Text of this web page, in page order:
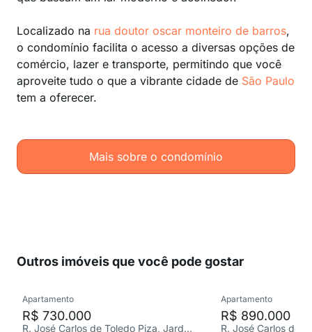
Localizado na rua doutor oscar monteiro de barros,
o condomínio facilita o acesso a diversas opções de
comércio, lazer e transporte, permitindo que você
aproveite tudo o que a vibrante cidade de São Paulo
tem a oferecer.
Mais sobre o condomínio
Outros imóveis que você pode gostar
Apartamento
R$ 730.000
R. José Carlos de Toledo Piza, Jardim Fonte do Morumbi
Apartamento
R$ 890.000